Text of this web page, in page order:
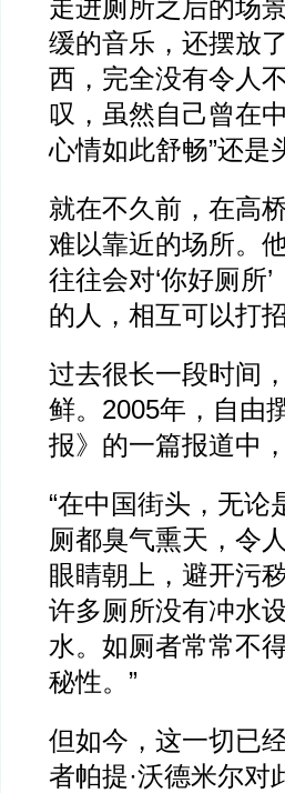
走进厕所之后的场
缓的音乐，还摆放
西，完全没有令人
叹，虽然自己曾在
心情如此舒畅”还是
就在不久前，在高
难以靠近的场所。
往往会对‘你好厕所
的人，相互可以打
过去很长一段时间
鲜。2005年，自由
报》的一篇报道中
“在中国街头，无论
厕都臭气熏天，令
眼睛朝上，避开污
许多厕所没有冲水
水。如厕者常常不
秘性。”
但如今，这一切已
者帕提·沃德米尔对